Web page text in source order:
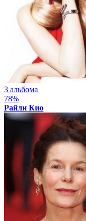
3 альбома
78%
Райли Кио